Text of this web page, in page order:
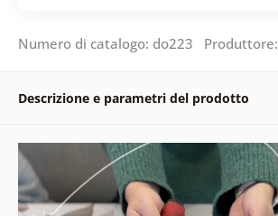
Numero di catalogo: do223 Produttore:
Descrizione e parametri del prodotto